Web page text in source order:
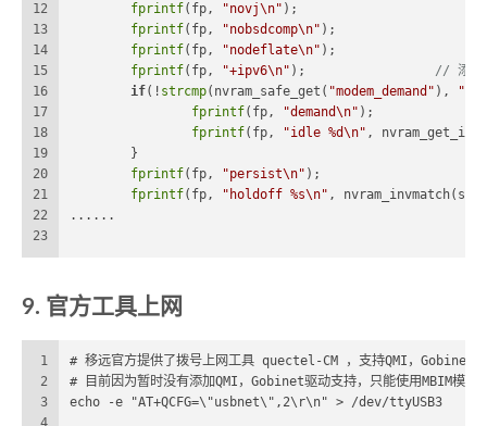
12
13
14
15
16
17
18
19
20
21
22
23
fprintf(fp, "novj\n" );
fprintf(fp, "nobsdcomp\n" );
fprintf(fp, "nodeflate\n" );
fprintf(fp, "+ipv6\n"
// 添加
if(! strcmp(nvram_safe_get( "modem_demand" ), "1"
fprintf(fp, "demand\n" );
fprintf(fp, "idle %d\n" , nvram_get_int(
	}
fprintf(fp, "persist\n" );
fprintf(fp, "holdoff %s\n" ,
......
9. 官方工具上网
1
2
3
4
# 移远官方提供了拨号上网工具 quectel-CM ，支持QMI，Gobinet，
# 目前因为暂时没有添加QMI，Gobinet驱动支持，只能使用MBIM模式
echo -e "AT+QCFG=\"usbnet\",2\r\n" > /dev/ttyUSB3